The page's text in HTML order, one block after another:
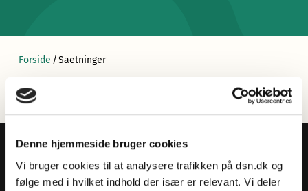
Denne hjemmeside bruger cookies
Vi bruger cookies til at analysere trafikken på dsn.dk og
følge med i hvilket indhold der især er relevant. Vi deler
Forside /Saetninger